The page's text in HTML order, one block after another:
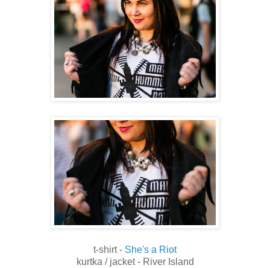
t-shirt - She's a Riot
kurtka / jacket - River Island